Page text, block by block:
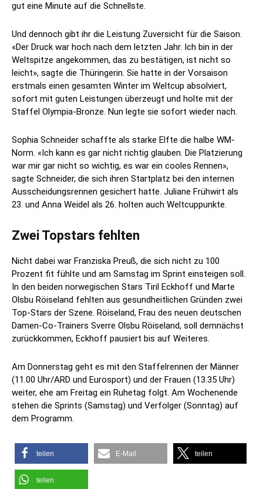
gut eine Minute auf die Schnellste.
Und dennoch gibt ihr die Leistung Zuversicht für die Saison.
«Der Druck war hoch nach dem letzten Jahr. Ich bin in der
Weltspitze angekommen, das zu bestätigen, ist nicht so
leicht», sagte die Thüringerin. Sie hatte in der Vorsaison
erstmals einen gesamten Winter im Weltcup absolviert,
sofort mit guten Leistungen überzeugt und holte mit der
Staffel Olympia-Bronze. Nun legte sie sofort wieder nach.
Sophia Schneider schaffte als starke Elfte die halbe WM-
Norm. «Ich kann es gar nicht richtig glauben. Die Platzierung
war mir gar nicht so wichtig, es war ein cooles Rennen»,
sagte Schneider, die sich ihren Startplatz bei den internen
Ausscheidungsrennen gesichert hatte. Juliane Frühwirt als
23. und Anna Weidel als 26. holten auch Weltcuppunkte.
Zwei Topstars fehlten
Nicht dabei war Franziska Preuß, die sich nicht zu 100
Prozent fit fühlte und am Samstag im Sprint einsteigen soll.
In den beiden norwegischen Stars Tiril Eckhoff und Marte
Olsbu Röiseland fehlten aus gesundheitlichen Gründen zwei
Top-Stars der Szene. Röiseland, Frau des neuen deutschen
Damen-Co-Trainers Sverre Olsbu Röiseland, soll demnächst
zurückkommen, Eckhoff pausiert bis auf Weiteres.
Am Donnerstag geht es mit den Staffelrennen der Männer
(11.00 Uhr/ARD und Eurosport) und der Frauen (13.35 Uhr)
weiter, ehe am Freitag ein Ruhetag folgt. Am Wochenende
stehen die Sprints (Samstag) und Verfolger (Sonntag) auf
dem Programm.
teilen E-Mail teilen
teilen